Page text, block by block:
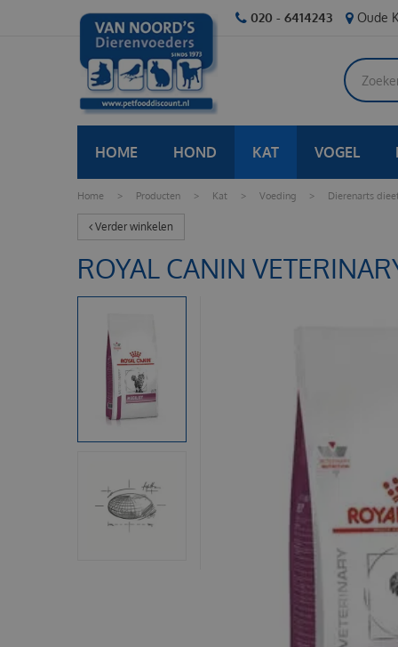
Home > Producten > Kat > Voeding > Dierenarts
020 - 6414243 Oude
HOME HOND KAT VOGEL
Verder winkelen
ROYAL CANIN